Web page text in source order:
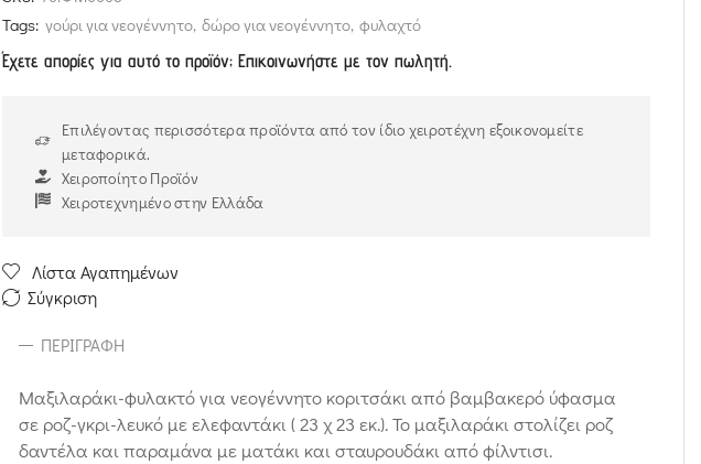
Tags: γούρι για νεογέννητο, δώρο για νεογέννητο, φυλαχτό
Έχετε απορίες για αυτό το προϊόν; Επικοινωνήστε με τον πωλητή.
Επιλέγοντας περισσότερα προϊόντα από τον ίδιο χειροτέχνη εξοικονομείτε
μεταφορικά.
Χειροποίητο Προϊόν
Χειροτεχνημένο στην Ελλάδα
Λίστα Αγαπημένων
Σύγκριση
ΠΕΡΙΓΡΑΦΉ
Μαξιλαράκι-φυλακτό για νεογέννητο κοριτσάκι από βαμβακερό ύφασμα
σε ροζ-γκρι-λευκό με ελεφαντάκι ( 23 χ 23 εκ.). Το μαξιλαράκι στολίζει ροζ
δαντέλα και παραμάνα με ματάκι και σταυρουδάκι από φίλντισι.